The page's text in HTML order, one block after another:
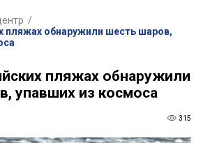
/
пляжах обнаружили шесть шаров,
пляжах обнаружили
упавших из космоса
315